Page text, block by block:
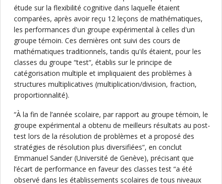
étude sur la flexibilité cognitive dans laquelle étaient
comparées, après avoir reçu 12 leçons de mathématiques,
les performances d'un groupe expérimental à celles d'un
groupe témoin. Ces dernières ont suivi des cours de
mathématiques traditionnels, tandis qu'ils étaient, pour les
classes du groupe “test“, établis sur le principe de
catégorisation multiple et impliquaient des problèmes à
structures multiplicatives (multiplication/division, fraction,
proportionnalité).
“À la fin de l’année scolaire, par rapport au groupe témoin, le
groupe expérimental a obtenu de meilleurs résultats au post-
test lors de la résolution de problèmes et a proposé des
stratégies de résolution plus diversifiées“, en conclut
Emmanuel Sander (Université de Genève), précisant que
l’écart de performance en faveur des classes test “a été
observé dans les établissements scolaires de tous niveaux